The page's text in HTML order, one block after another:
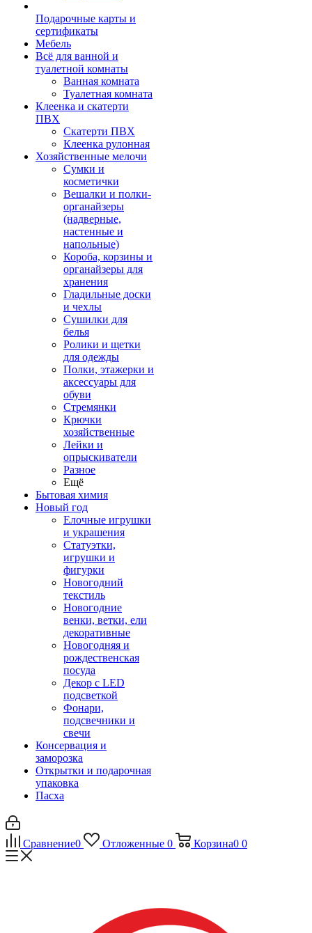
Подарочные карты и
сертификаты
Мебель
Всё для ванной и
туалетной комнаты
Ванная комната
Туалетная комната
Клеенка и скатерти
ПВХ
Скатерти ПВХ
Клеенка рулонная
Хозяйственные мелочи
Сумки и
косметички
Вешалки и полки-
органайзеры
(надверные,
настенные и
напольные)
Короба, корзины и
органайзеры для
хранения
Гладильные доски
и чехлы
Сушилки для
белья
Ролики и щетки
для одежды
Полки, этажерки и
аксессуары для
обуви
Стремянки
Крючки
хозяйственные
Лейки и
опрыскиватели
Разное
Ещё
Бытовая химия
Новый год
Елочные игрушки
и украшения
Статуэтки,
игрушки и
фигурки
Новогодний
текстиль
Новогодние
венки, ветки, ели
декоративные
Новогодняя и
рождественская
посуда
Декор с LED
подсветкой
Фонари,
подсвечники и
свечи
Консервация и
заморозка
Открытки и подарочная
упаковка
Пасха
Сравнение0 Отложенные 0 Корзина0 0